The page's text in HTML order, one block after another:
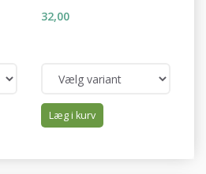
32,00
Læg i kurv